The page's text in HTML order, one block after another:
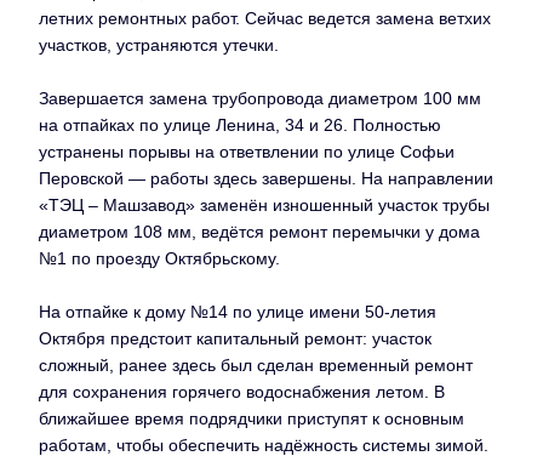
летних ремонтных работ. Сейчас ведется замена ветхих
участков, устраняются утечки.
Завершается замена трубопровода диаметром 100 мм
на отпайках по улице Ленина, 34 и 26. Полностью
устранены порывы на ответвлении по улице Софьи
Перовской — работы здесь завершены. На направлении
«ТЭЦ – Машзавод» заменён изношенный участок трубы
диаметром 108 мм, ведётся ремонт перемычки у дома
№1 по проезду Октябрьскому.
На отпайке к дому №14 по улице имени 50-летия
Октября предстоит капитальный ремонт: участок
сложный, ранее здесь был сделан временный ремонт
для сохранения горячего водоснабжения летом. В
ближайшее время подрядчики приступят к основным
работам, чтобы обеспечить надёжность системы зимой.